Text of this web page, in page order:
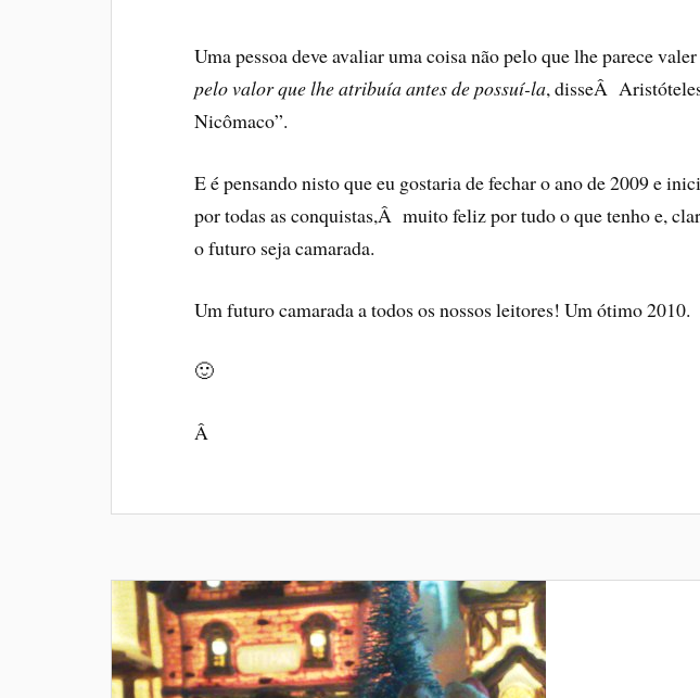
Uma pessoa deve avaliar uma coisa não pelo que lhe parece
pelo valor que lhe atribuí­a antes de possuí­-la, disseÂ
Nicômaco”.
E é pensando nisto que eu gostaria de fechar o ano de 2009 e
por todas as conquistas,Â muito feliz por tudo o que tenho e,
o futuro seja camarada.
Um futuro camarada a todos os nossos leitores! Um ótimo 2010.
🙂
Â